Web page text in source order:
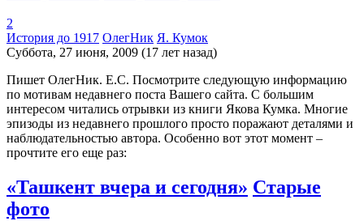
2
История до 1917 ОлегНик Я. Кумок
Суббота, 27 июня, 2009 (17 лет назад)
Пишет ОлегНик. Е.С. Посмотрите следующую информацию
по мотивам недавнего поста Вашего сайта. С большим
интересом читались отрывки из книги Якова Кумка. Многие
эпизоды из недавнего прошлого просто поражают деталями и
наблюдательностью автора. Особенно вот этот момент –
прочтите его еще раз:
«Ташкент вчера и сегодня» Старые
фото